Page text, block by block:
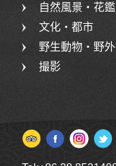
自然風景・花
文化・都市
野生動物・野
撮影